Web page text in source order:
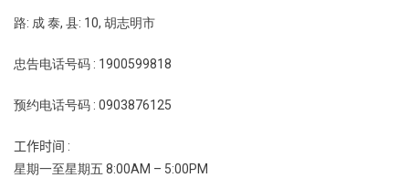
路: 成 泰, 县: 10, 胡志明市
忠告电话号码 : 1900599818
预约电话号码 : 0903876125
工作时间 :
星期一至星期五 8:00AM – 5:00PM